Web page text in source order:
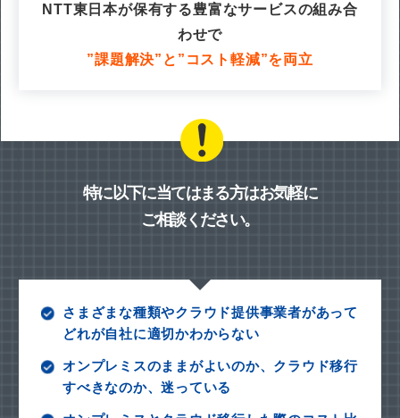
NTT東日本が保有する豊富なサービスの組み合
わせで
”課題解決”と”コスト軽減”を両立
特に以下に当てはまる方はお気軽に
ご相談ください。
さまざまな種類やクラウド提供事業者があって
どれが自社に適切かわからない
オンプレミスのままがよいのか、クラウド移行
すべきなのか、迷っている